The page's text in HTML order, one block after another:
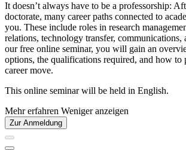
It doesn’t always have to be a professorship:
doctorate, many career paths connected to
you. These include roles in research
relations, technology transfer, communications,
our free online seminar, you will gain an
options, the qualifications required, and how to
career move.
This online seminar will be held in English.
Mehr erfahren Weniger anzeigen
Zur Anmeldung